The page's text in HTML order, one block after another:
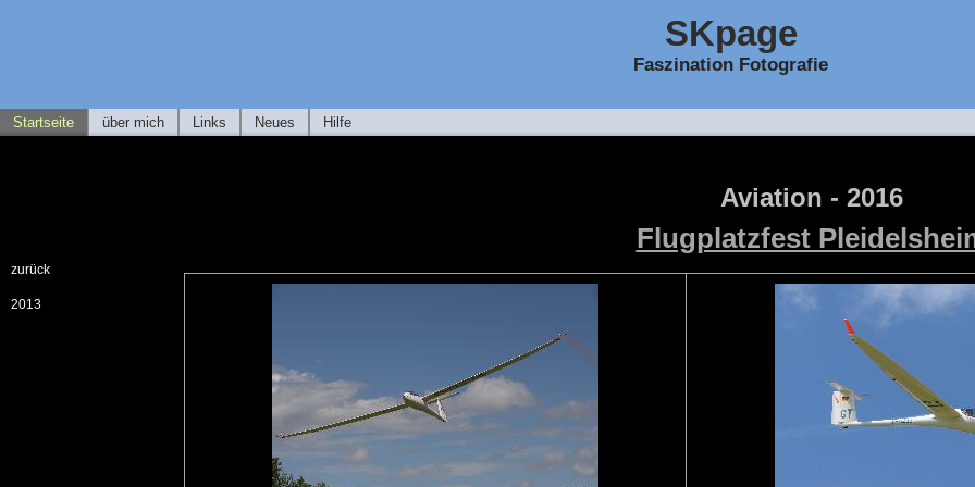
SKpage
Faszination Fotografie
Startseite über mich Links Neues Hilfe
zurück
2013
Aviation - 2016
Flugplatzfest